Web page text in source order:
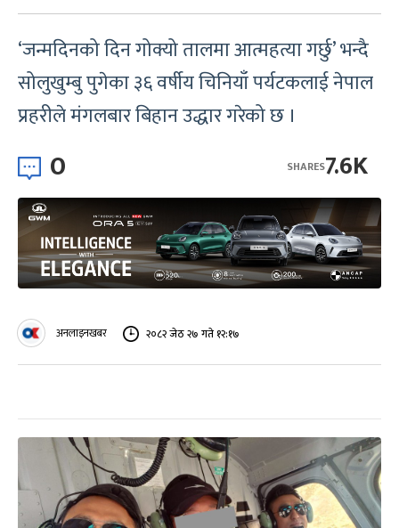
‘जन्मदिनको दिन गोक्यो तालमा आत्महत्या गर्छु’ भन्दै
सोलुखुम्बु पुगेका ३६ वर्षीय चिनियाँ पर्यटकलाई नेपाल
प्रहरीले मंगलबार बिहान उद्धार गरेको छ ।
0 7.6K
SHARES
अनलाइनखबर २०८२ जेठ २७ गते १२:१७